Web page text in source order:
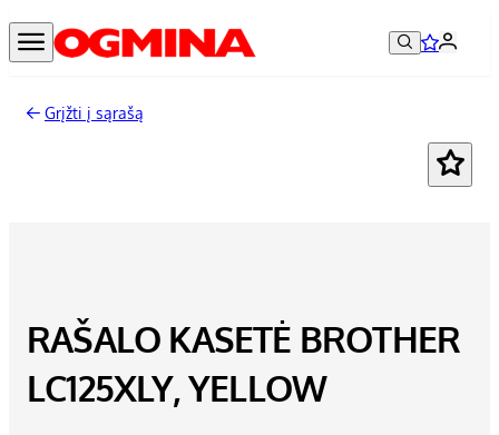
Grįžti į sąrašą
RAŠALO KASETĖ BROTHER
LC125XLY, YELLOW